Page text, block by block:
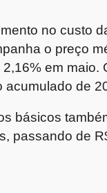
no custo
o preço
em maio.
de
básicos
passando de